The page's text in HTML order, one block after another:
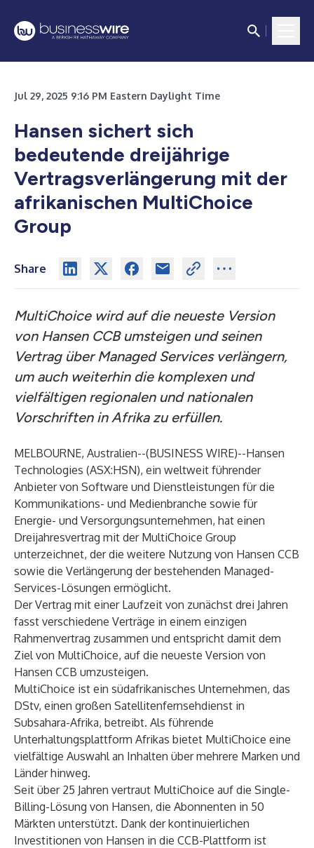
Jul 29, 2025 9:16 PM Eastern Daylight Time
Hansen sichert sich
bedeutende dreijährige
Vertragsverlängerung mit der
afrikanischen MultiChoice
Group
Share
MultiChoice wird auf die neueste Version
von Hansen CCB umsteigen und seinen
Vertrag über Managed Services verlängern,
um auch weiterhin die komplexen und
vielfältigen regionalen und nationalen
Vorschriften in Afrika zu erfüllen.
MELBOURNE, Australien--(BUSINESS WIRE)--Hansen
Technologies (ASX:HSN), ein weltweit führender
Anbieter von Software und Dienstleistungen für die
Kommunikations- und Medienbranche sowie für
Energie- und Versorgungsunternehmen, hat einen
Dreijahresvertrag mit der MultiChoice Group
unterzeichnet, der die weitere Nutzung von Hansen CCB
sowie die Verlängerung der bestehenden Managed-
Services-Lösungen ermöglicht.
Der Vertrag mit einer Laufzeit von zunächst drei Jahren
fasst verschiedene Verträge in einem einzigen
Rahmenvertrag zusammen und entspricht damit dem
Ziel von MultiChoice, auf die neueste Version von
Hansen CCB umzusteigen.
MultiChoice ist ein südafrikanisches Unternehmen, das
DStv, einen großen Satellitenfernsehdienst in
Subsahara-Afrika, betreibt. Als führende
Unterhaltungsplattform Afrikas bietet MultiChoice eine
vielfältige Auswahl an Inhalten über mehrere Marken und
Länder hinweg.
Seit über 25 Jahren vertraut MultiChoice auf die Single-
Billing-Lösung von Hansen, die Abonnenten in 50
Märkten unterstützt. Dank der kontinuierlichen
Investitionen von Hansen in die CCB-Plattform ist